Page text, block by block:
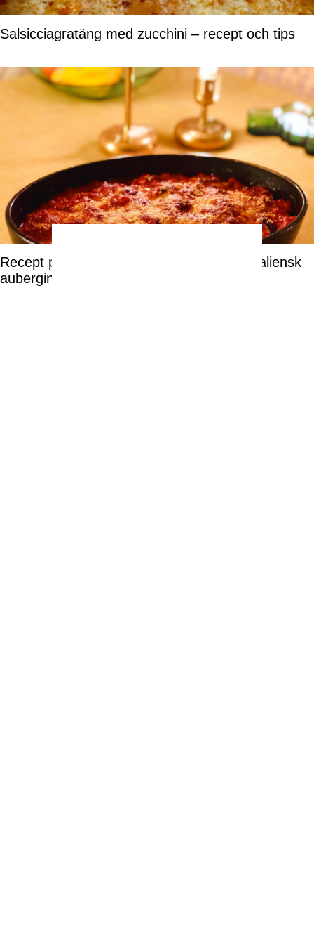
Salsicciagratäng med zucchini – recept och tips
Recept på Melanzane alla Parmigiana – italiensk
auberginegratäng